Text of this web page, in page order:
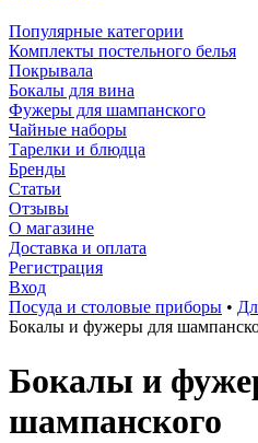
Популярные категории
Комплекты постельного белья
Покрывала
Бокалы для вина
Фужеры для шампанского
Чайные наборы
Тарелки и блюдца
Бренды
Статьи
Отзывы
О магазине
Доставка и оплата
Регистрация
Вход
Посуда и столовые приборы •
Бокалы и фужеры для
Бокалы и
шампанского